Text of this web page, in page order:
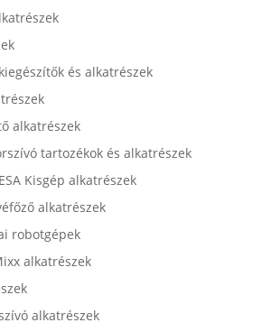
és alkatrészek
alkatrészek
tartozékok és alkatrészek
Kisgép alkatrészek
alkatrészek
robotgépek
alkatrészek
alkatrészek